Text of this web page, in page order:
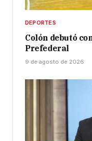
DEPORTES
Colón debutó
Prefederal
9 de agosto de 2026